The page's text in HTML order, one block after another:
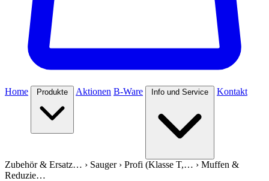
Home Produkte Aktionen B-Ware Info und Service Kontakt
Zubehör & Ersatz… › Sauger› Profi (Klasse T,… › Muffen &
Reduzie…